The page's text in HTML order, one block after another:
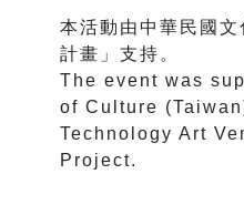
本活動由中華民國
計畫」支持。
The event was
of Culture
Technology Art
Project.